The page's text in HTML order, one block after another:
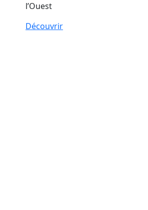
l’Ouest
Découvrir